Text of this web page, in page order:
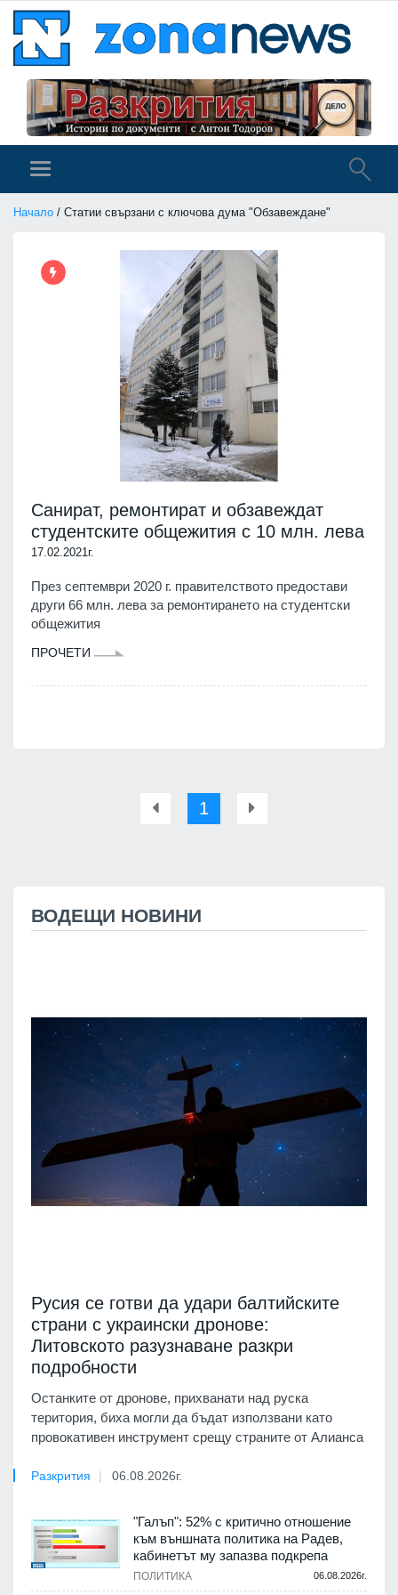
Начало / Статии свързани с ключова дума "Обзавеждане"
Санират, ремонтират и обзавеждат
студентските общежития с 10 млн. лева
17.02.2021г.
През септември 2020 г. правителството предостави
други 66 млн. лева за ремонтирането на студентски
общежития
ПРОЧЕТИ
1
ВОДЕЩИ НОВИНИ
Русия се готви да удари балтийските
страни с украински дронове:
Литовското разузнаване разкри
подробности
Останките от дронове, прихванати над руска
територия, биха могли да бъдат използвани като
провокативен инструмент срещу страните от Алианса
Разкрития 06.08.2026г.
"Галъп": 52% с критично отношение
към външната политика на Радев,
кабинетът му запазва подкрепа
ПОЛИТИКА 06.08.2026г.